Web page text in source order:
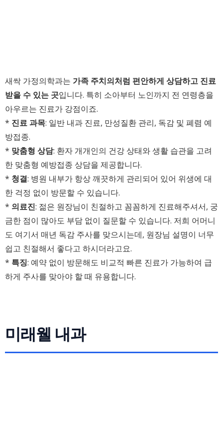
새싹 가정의학과는 가족 주치의처럼 편안하게 상담하고 진료
받을 수 있는 곳입니다. 특히 소아부터 노인까지 전 연령층을
아우르는 진료가 강점이죠.
* 진료 과목: 일반 내과 진료, 만성질환 관리, 독감 및 폐렴 예
방접종.
* 맞춤형 상담: 환자 개개인의 건강 상태와 생활 습관을 고려
한 맞춤형 예방접종 상담을 제공합니다.
* 청결: 병원 내부가 항상 깨끗하게 관리되어 있어 위생에 대
한 걱정 없이 방문할 수 있습니다.
* 의료진: 젊은 원장님이 친절하고 꼼꼼하게 진료해주셔서, 궁
금한 점이 많아도 부담 없이 질문할 수 있습니다. 저희 어머니
도 여기서 매년 독감 주사를 맞으시는데, 원장님 설명이 너무
쉽고 친절해서 좋다고 하시더라고요.
* 특징: 예약 없이 방문해도 비교적 빠른 진료가 가능하여 급
하게 주사를 맞아야 할 때 유용합니다.
미래웰 내과